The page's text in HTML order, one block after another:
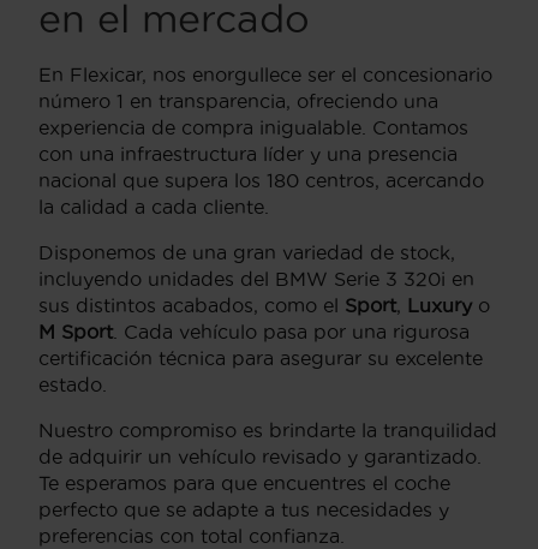
en el mercado
En Flexicar, nos enorgullece ser el concesionario
número 1 en transparencia, ofreciendo una
experiencia de compra inigualable. Contamos
con una infraestructura líder y una presencia
nacional que supera los 180 centros, acercando
la calidad a cada cliente.
Disponemos de una gran variedad de stock,
incluyendo unidades del BMW Serie 3 320i en
sus distintos acabados, como el Sport, Luxury o
M Sport . Cada vehículo pasa por una rigurosa
certificación técnica para asegurar su excelente
estado.
Nuestro compromiso es brindarte la tranquilidad
de adquirir un vehículo revisado y garantizado.
Te esperamos para que encuentres el coche
perfecto que se adapte a tus necesidades y
preferencias con total confianza.